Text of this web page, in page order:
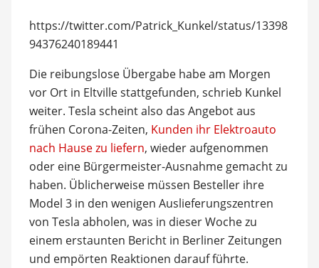
https://twitter.com/Patrick_Kunkel/status/13398
94376240189441
Die reibungslose Übergabe habe am Morgen
vor Ort in Eltville stattgefunden, schrieb Kunkel
weiter. Tesla scheint also das Angebot aus
frühen Corona-Zeiten, Kunden ihr Elektroauto
nach Hause zu liefern, wieder aufgenommen
oder eine Bürgermeister-Ausnahme gemacht zu
haben. Üblicherweise müssen Besteller ihre
Model 3 in den wenigen Auslieferungszentren
von Tesla abholen, was in dieser Woche zu
einem erstaunten Bericht in Berliner Zeitungen
und empörten Reaktionen darauf führte.